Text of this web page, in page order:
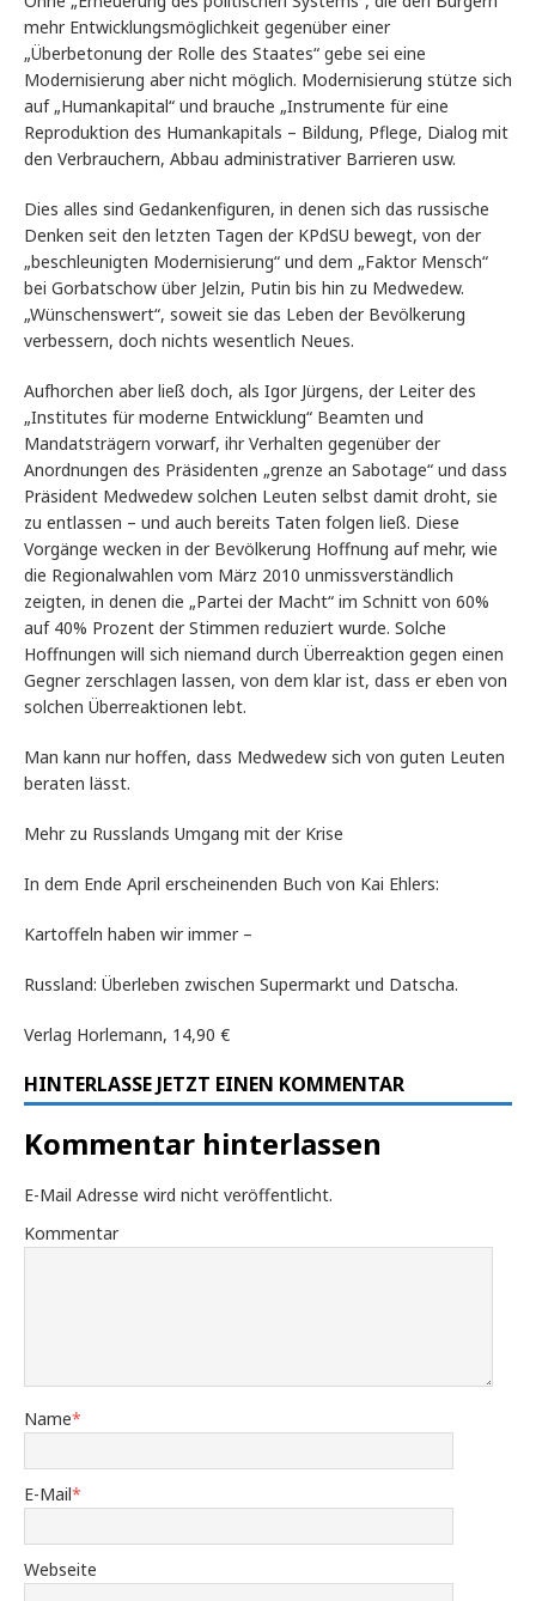
mehr Entwicklungsmöglichkeit gegenüber einer
„Überbetonung der Rolle des Staates“ gebe sei eine
Modernisierung aber nicht möglich. Modernisierung stütze sich
auf „Humankapital“ und brauche „Instrumente für eine
Reproduktion des Humankapitals – Bildung, Pflege, Dialog mit
den Verbrauchern, Abbau administrativer Barrieren usw.
Dies alles sind Gedankenfiguren, in denen sich das russische
Denken seit den letzten Tagen der KPdSU bewegt, von der
„beschleunigten Modernisierung“ und dem „Faktor Mensch“
bei Gorbatschow über Jelzin, Putin bis hin zu Medwedew.
„Wünschenswert“, soweit sie das Leben der Bevölkerung
verbessern, doch nichts wesentlich Neues.
Aufhorchen aber ließ doch, als Igor Jürgens, der Leiter des
„Institutes für moderne Entwicklung“ Beamten und
Mandatsträgern vorwarf, ihr Verhalten gegenüber der
Anordnungen des Präsidenten „grenze an Sabotage“ und dass
Präsident Medwedew solchen Leuten selbst damit droht, sie
zu entlassen – und auch bereits Taten folgen ließ. Diese
Vorgänge wecken in der Bevölkerung Hoffnung auf mehr, wie
die Regionalwahlen vom März 2010 unmissverständlich
zeigten, in denen die „Partei der Macht“ im Schnitt von 60%
auf 40% Prozent der Stimmen reduziert wurde. Solche
Hoffnungen will sich niemand durch Überreaktion gegen einen
Gegner zerschlagen lassen, von dem klar ist, dass er eben von
solchen Überreaktionen lebt.
Man kann nur hoffen, dass Medwedew sich von guten Leuten
beraten lässt.
Mehr zu Russlands Umgang mit der Krise
In dem Ende April erscheinenden Buch von Kai Ehlers:
Kartoffeln haben wir immer –
Russland: Überleben zwischen Supermarkt und Datscha.
Verlag Horlemann, 14,90 €
HINTERLASSE JETZT EINEN KOMMENTAR
Kommentar hinterlassen
E-Mail Adresse wird nicht veröffentlicht.
Kommentar
Name*
E-Mail*
Webseite